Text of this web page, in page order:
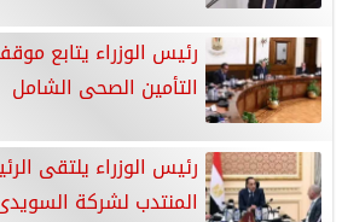
رئيس الوزراء يتابع
التأمين الصحى الشامل
رئيس الوزراء يلتقى
المنتدب لشركة